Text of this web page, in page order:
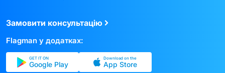
Замовити консультацію
Flagman у додатках:
GET IT ON
Google Play
Download on the
App Store